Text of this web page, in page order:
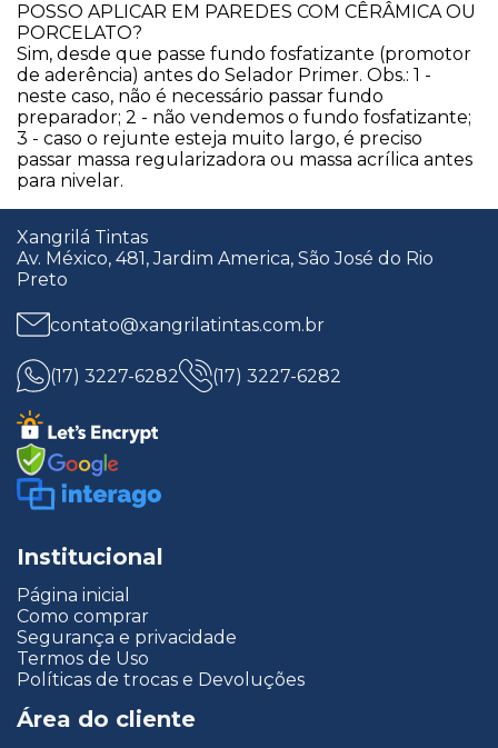
​POSSO APLICAR EM PAREDES COM CÊRÂMICA OU
PORCELATO?
Sim, desde que passe fundo fosfatizante (promotor
de aderência) antes do Selador Primer. Obs.: 1 -
neste caso, não é necessário passar fundo
preparador; 2 - não vendemos o fundo fosfatizante;
3 - caso o rejunte esteja muito largo, é preciso
passar massa regularizadora ou massa acrílica antes
para nivelar.
Xangrilá Tintas
Av. México, 481, Jardim America, São José do Rio
Preto
contato@xangrilatintas.com.br
(17) 3227-6282 (17) 3227-6282
Institucional
Página inicial
Como comprar
Segurança e privacidade
Termos de Uso
Políticas de trocas e Devoluções
Área do cliente